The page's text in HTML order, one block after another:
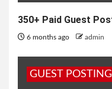
350+ Paid Guest
6 months ago admin
GUEST